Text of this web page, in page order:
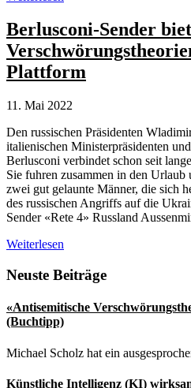
Propaganda
schwappt
in
Talkshows
Berlusconi-Sender
Plattform
11. Mai 2022
Den russischen Präsidenten
italienischen Ministerpräsidenten
Berlusconi verbindet schon seit
Sie fuhren zusammen in den Urlaub
zwei gut gelaunte Männer, die sich
des russischen Angriffs auf die
Sender «Rete 4» Russland
Berlusconi-
bietet
Verschwörungstheorien
ungefilterte
Plattform
Weiterlesen
Seitenspalte
Neuste Beiträge
«Antisemitische
(Buchtipp)
Michael Scholz hat ein
Künstliche Intelligenz (KI)